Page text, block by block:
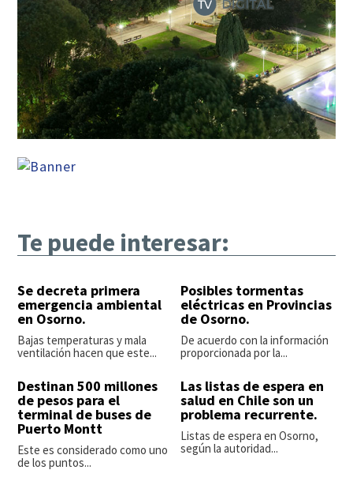
Te puede interesar:
Se decreta primera
emergencia ambiental
en Osorno.
Bajas temperaturas y mala
ventilación hacen que este...
Posibles tormentas
eléctricas en Provincias
de Osorno.
De acuerdo con la información
proporcionada por la...
Destinan 500 millones
de pesos para el
terminal de buses de
Puerto Montt
Este es considerado como uno
de los puntos...
Las listas de espera en
salud en Chile son un
problema recurrente.
Listas de espera en Osorno,
según la autoridad...